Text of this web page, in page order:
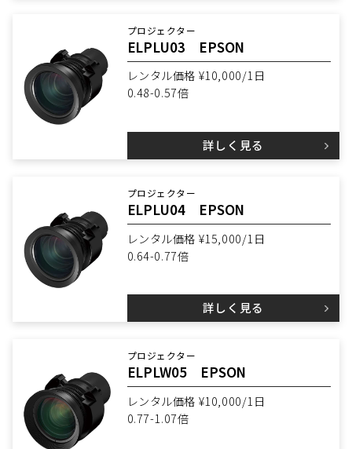
プロジェクター
ELPLU03 EPSON
レンタル価格 ¥10,000/1日
0.48-0.57倍
詳しく見る
プロジェクター
ELPLU04 EPSON
レンタル価格 ¥15,000/1日
0.64-0.77倍
詳しく見る
プロジェクター
ELPLW05 EPSON
レンタル価格 ¥10,000/1日
0.77-1.07倍